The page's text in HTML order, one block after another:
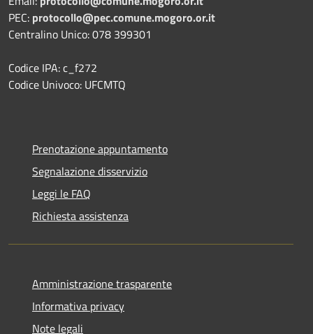
PEC: protocollo@pec.comune.mogoro.or.it
Centralino Unico: 078 399301
Codice IPA: c_f272
Codice Univoco: UFCMTQ
Prenotazione appuntamento
Segnalazione disservizio
Leggi le FAQ
Richiesta assistenza
Amministrazione trasparente
Informativa privacy
Note legali